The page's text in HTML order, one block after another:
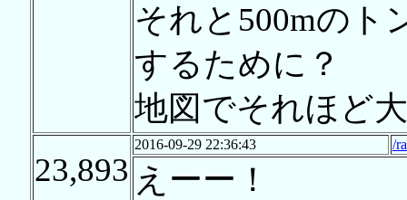
それと500mのト
するために？
地図でそれほど
23,893
2016-09-29 22:36:43 /
えーー！